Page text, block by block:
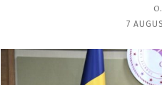
7